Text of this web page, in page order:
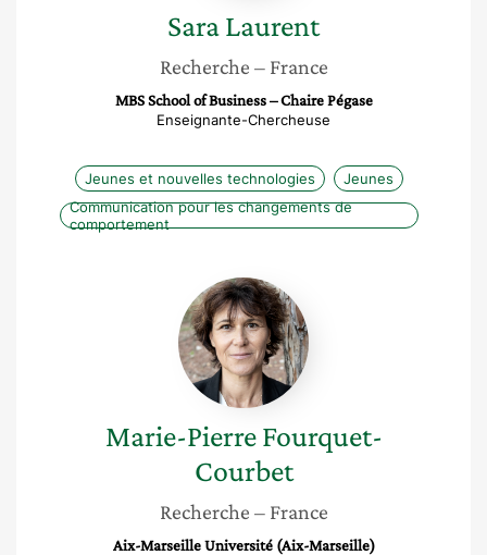
SaraLaurent
Recherche – France
MBS School of Business – Chaire Pégase
Enseignante-Chercheuse
Jeunes et nouvelles technologies
Jeunes
Communication pour les changements de
comportement
Marie-
Pierre
Fourquet-
Courbet
Marie-Pierre Fourquet-
Courbet
Recherche – France
Aix-Marseille Université (Aix-Marseille)